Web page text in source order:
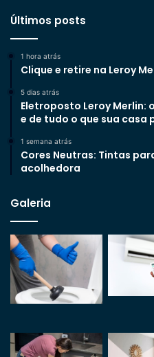
Últimos posts
1 hora atrás
Clique e retire na Leroy
5 dias atrás
Eletroposto Leroy Merlin:
e de tudo o que sua casa
1 semana atrás
Cores Neutras: Tintas
acolhedora
Galeria